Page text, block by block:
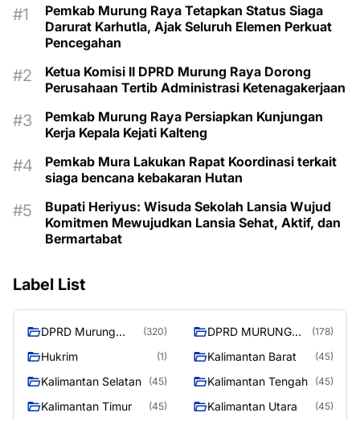
Pemkab Murung Raya Tetapkan Status Siaga
Darurat Karhutla, Ajak Seluruh Elemen Perkuat
Pencegahan
Ketua Komisi II DPRD Murung Raya Dorong
Perusahaan Tertib Administrasi Ketenagakerjaan
Pemkab Murung Raya Persiapkan Kunjungan
Kerja Kepala Kejati Kalteng
Pemkab Mura Lakukan Rapat Koordinasi terkait
siaga bencana kebakaran Hutan
Bupati Heriyus: Wisuda Sekolah Lansia Wujud
Komitmen Mewujudkan Lansia Sehat, Aktif, dan
Bermartabat
Label List
DPRD Murung
(320)
DPRD MURUNG
(178)
Hukrim (1) Kalimantan Barat (45)
Kalimantan Selatan (45) Kalimantan Tengah (45)
Kalimantan Timur (45) Kalimantan Utara (45)